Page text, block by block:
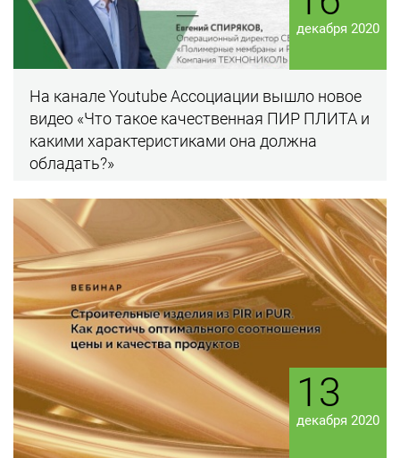
На канале Youtube Ассоциации вышло новое
видео «Что такое качественная ПИР ПЛИТА и
какими характеристиками она должна
обладать?»
декабря 2020
13
декабря 2020